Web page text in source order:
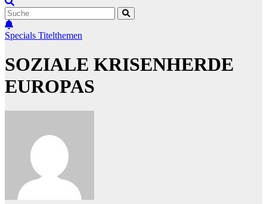
Specials Titelthemen
SOZIALE KRISENHERDE
EUROPAS